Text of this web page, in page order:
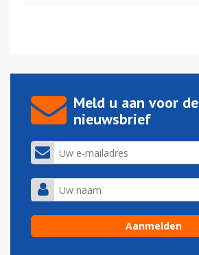
Meld u aan voor de
nieuwsbrief